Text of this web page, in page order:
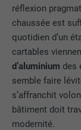
réflexion
chaussée est
quotidien d’un
cartables
d’aluminium des
semble faire
s’affranchit
bâtiment doit
modernité.